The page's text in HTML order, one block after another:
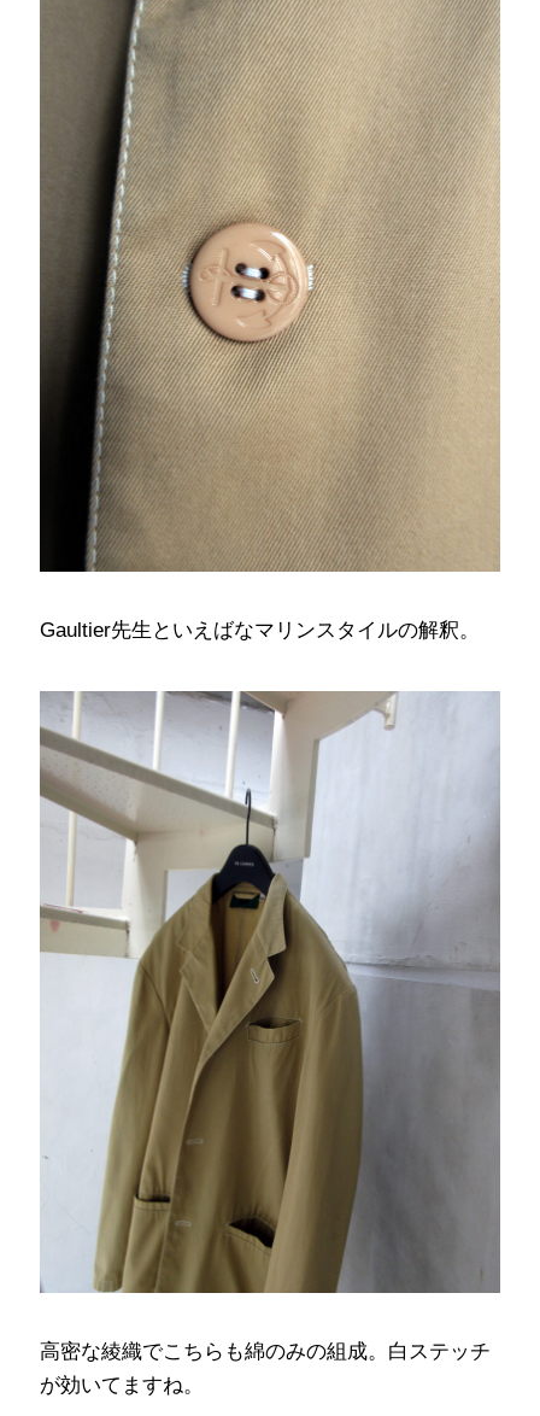
Gaultier先生といえばなマリンスタイルの解釈。
高密な綾織でこちらも綿のみの組成。白ステッチ
が効いてますね。